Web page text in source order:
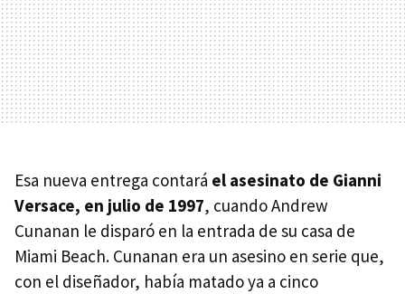
Esa nueva entrega contará el asesinato de Gianni
Versace, en julio de 1997, cuando Andrew
Cunanan le disparó en la entrada de su casa de
Miami Beach. Cunanan era un asesino en serie que,
con el diseñador, había matado ya a cinco